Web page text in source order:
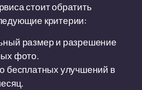
стоит обратить
критерии:
размер и разрешение
фото.
бесплатных улучшений в